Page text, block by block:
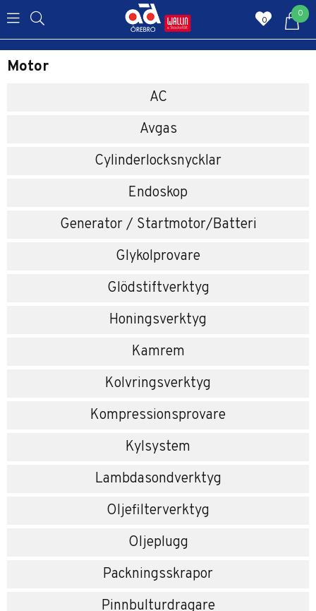
0
0
Motor
AC
Avgas
Cylinderlocksnycklar
Endoskop
Generator / Startmotor/Batteri
Glykolprovare
Glödstiftverktyg
Honingsverktyg
Kamrem
Kolvringsverktyg
Kompressionsprovare
Kylsystem
Lambdasondverktyg
Oljefilterverktyg
Oljeplugg
Packningsskrapor
Pinnbulturdragare